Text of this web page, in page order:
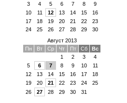
3
4 5 6 7 8
9
10
11 12 13 14 15
16
17
18 19 20 21 22
23
24
25 26 27 28 29 30
Август 2013
Пн
Вт Ср Чт Пт Сб
Вс
1
2 3
4
5
6 7 8 9 10
11
12
13 14 15 16 17
18
19
20 21 22 23 24
25
26
27 28 29 30 31